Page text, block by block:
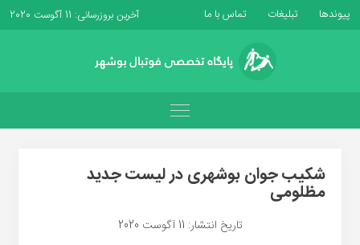
پیوندها تبلیغات تماس با ما آخرین بروزرسانی: 11 آگوست 2020
شکیب جوان بوشهری در لیست جدید
مظلومی
تاریخ انتشار: 11 آگوست 2020